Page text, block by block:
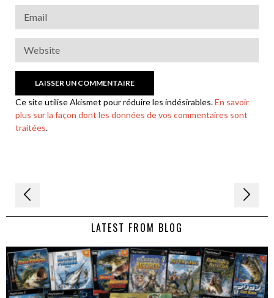
Ce site utilise Akismet pour réduire les indésirables.En savoir
plus sur la façon dont les données de vos commentaires sont
traitées.
Navigation
de LATEST FROM BLOG